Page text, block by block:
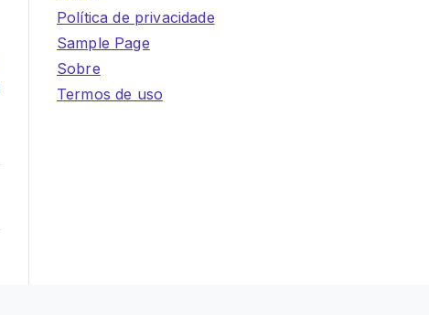
Política de privacidade
Sample Page
Sobre
Termos de uso